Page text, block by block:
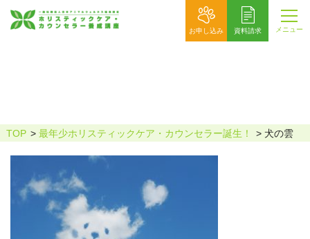
お申し込み 資料請求 メニュー
TOP 最年少ホリスティックケア・カウンセラー誕生！ 犬の雲